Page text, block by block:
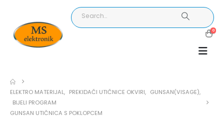
0
ELEKTRO MATERIJAL, PREKIDAČI UTIČNICE OKVIRI, GUNSAN(VISAGE),
BIJELI PROGRAM
GUNSAN UTIČNICA S POKLOPCEM